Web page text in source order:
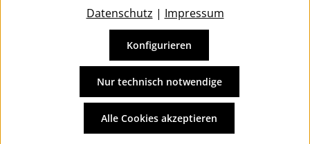
Vertrag widerrufen
und ggf. Nachnahmegebühren, wenn nicht anders
angegeben.
Datenschutz | Impressum
Nur technisch notwendige
Konfigurieren
Alle Cookies akzeptieren